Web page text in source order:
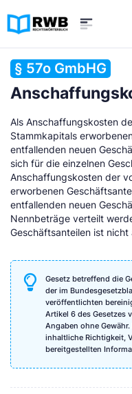
§ 57o GmbHG
Als Anschaffungskosten
Stammkapitals
entfallenden neuen
sich für die einzelnen
Anschaffungskosten der
erworbenen
entfallenden neuen
Nennbeträge verteilt
Geschäftsanteilen ist
Gesetz betreffend die
der im
veröffentlichten
Artikel 6 des Gesetzes
Angaben ohne
inhaltliche Richtigkeit,
bereitgestellten